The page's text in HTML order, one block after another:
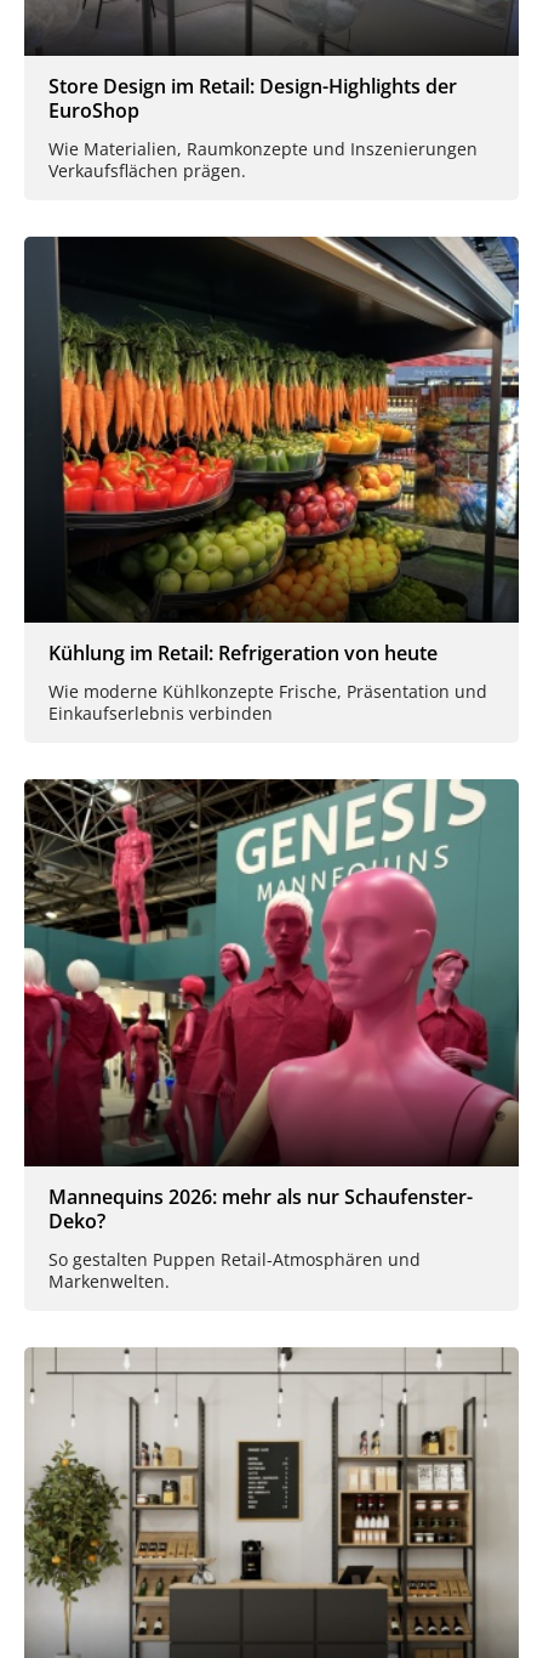
Store Design im Retail: Design-Highlights der
EuroShop
Wie Materialien, Raumkonzepte und Inszenierungen
Verkaufsflächen prägen.
Kühlung im Retail: Refrigeration von heute
Wie moderne Kühlkonzepte Frische, Präsentation und
Einkaufserlebnis verbinden
Mannequins 2026: mehr als nur Schaufenster-
Deko?
So gestalten Puppen Retail-Atmosphären und
Markenwelten.